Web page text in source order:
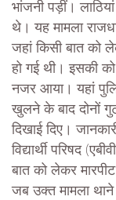
भांजनी पड़ीं।
थे। यह मामला
जहां किसी बात को
हो गई थी। इसकी
नजर आया। यहां
खुलने के बाद दोनों
दिखाई दिए।
विद्यार्थी परिषद
बात को लेकर मारपीट
जब उक्त मामला थाने